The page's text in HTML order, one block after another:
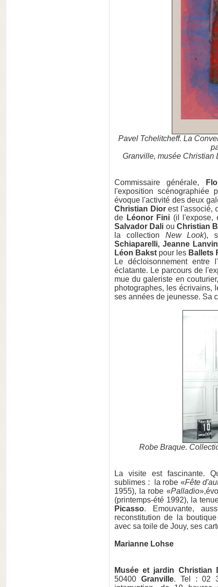
Pavel Tchelitcheff. La
Granville, musée Christian
Commissaire générale,
l'exposition scénographiée
évoque l'activité des deux
Christian Diorest l'associé,
de Léonor Fini (il l'expose,
Salvador Dali ouChristian
la collection New Look),
Schiaparelli, Jeanne
Léon Bakst pour les Ballets
Le décloisonnement
éclatante. Le parcours de
mue du galeriste en
photographes, les écrivains,
ses années de jeunesse. Sa
Robe Braque.
La visite est fascinante.
sublimes : la robe «Fête
1955), la robe «Palladio
(printemps-été 1992), la
Picasso. Emouvante,
reconstitution de la
avec sa toile de Jouy, ses
Marianne Lohse
Musée et jardin Christian
50400 Granville. Tel : 02